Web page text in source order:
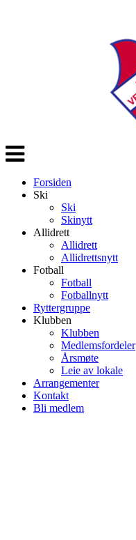
Veksle
navigasjon
Forsiden
Ski
Ski
Skinytt
Allidrett
Allidrett
Allidrettsnytt
Fotball
Fotball
Fotballnytt
Ryttergruppe
Klubben
Klubben
Medlemsfordeler
Årsmøte
Leie av lokale
Arrangementer
Kontakt
Bli medlem